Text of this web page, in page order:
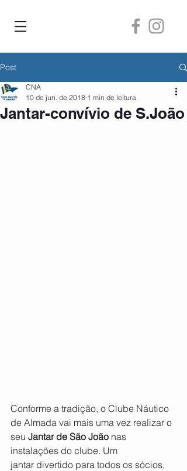
Post
Jantar-convívio de S.João
CNA
10 de jun. de 2018 1 min de leitura
Conforme a tradição, o Clube Náutico
de Almada vai mais uma vez realizar o
seu Jantar de São João nas
instalações do clube. Um
jantar divertido para todos os sócios,